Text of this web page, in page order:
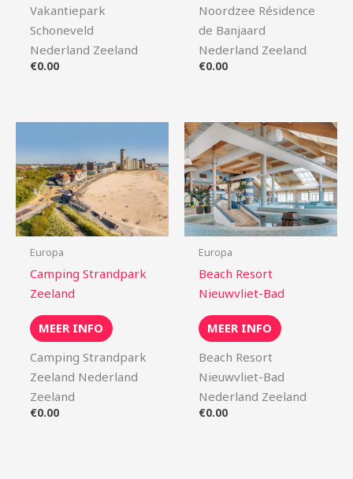
Vakantiepark
Schoneveld
Nederland Zeeland
€0.00
Noordzee Résidence
de Banjaard
Nederland Zeeland
€0.00
Europa
Camping Strandpark
Zeeland
MEER INFO
Camping Strandpark
Zeeland Nederland
Zeeland
€0.00
Europa
Beach Resort
Nieuwvliet-Bad
MEER INFO
Beach Resort
Nieuwvliet-Bad
Nederland Zeeland
€0.00